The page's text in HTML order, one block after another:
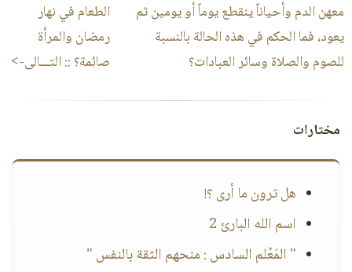
معهن الدم وأحياناً ينقطع يوماً أو يومين ثم
يعود، فما الحكم في هذه الحالة بالنسبة
للصوم والصلاة وسائر العبادات؟
الطعام في نهار
رمضان والمرأة
صائمة؟ :: التـــالى->
مختارات
هل ترون ما أرى ؟!
اسم الله البارئ 2
" المَعْلم السادس : منحهم الثقة بالنفس "